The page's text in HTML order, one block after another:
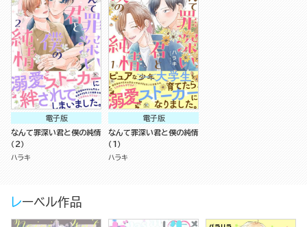
電子版
なんて罪深い君と僕の純情
（2）
ハラキ
電子版
なんて罪深い君と僕の純情
（1）
ハラキ
レーベル作品